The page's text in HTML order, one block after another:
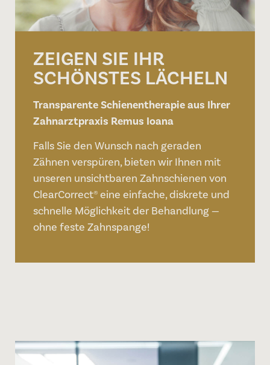
ZEIGEN SIE IHR
SCHÖNSTES LÄCHELN
Transparente Schienentherapie aus Ihrer
Zahnarztpraxis Remus Ioana
Falls Sie den Wunsch nach geraden
Zähnen verspüren, bieten wir Ihnen mit
unseren unsichtbaren Zahnschienen von
ClearCorrect® eine einfache, diskrete und
schnelle Möglichkeit der Behandlung —
ohne feste Zahnspange!